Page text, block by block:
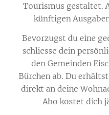
Tourismus gestaltet.
künftigen
Bevorzugst du eine
schliesse dein
den Gemeinden
Bürchen ab. Du
direkt an deine
Abo kostet dich